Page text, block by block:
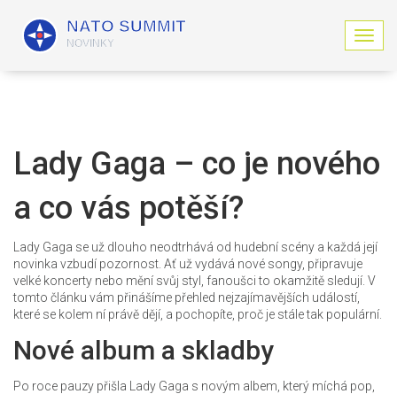
Z
o
t
n
g
c
Lady Gaga – co je nového
a co vás potěší?
Lady Gaga se už dlouho neodtrhává od hudební scény a každá její
novinka vzbudí pozornost. Ať už vydává nové songy, připravuje
velké koncerty nebo mění svůj styl, fanoušci to okamžitě sledují. V
tomto článku vám přinášíme přehled nejzajímavějších událostí,
které se kolem ní právě dějí, a pochopíte, proč je stále tak populární.
Nové album a skladby
Po roce pauzy přišla Lady Gaga s novým albem, který míchá pop,